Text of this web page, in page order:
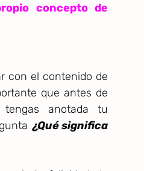
concepto de
con el contenido de
que antes de
anotada tu
¿Qué significa